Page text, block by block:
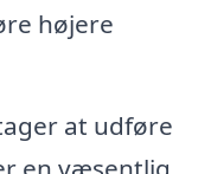
højere
at udføre